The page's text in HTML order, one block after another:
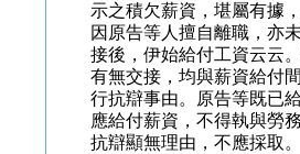
示之積欠薪資，堪屬有據
因原告等人擅自離職，亦
接後，伊始給付工資云云
有無交接，均與薪資給付
行抗辯事由。原告等既已
應給付薪資，不得執與勞
抗辯顯無理由，不應採取。